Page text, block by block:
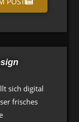
sich digital
frisches